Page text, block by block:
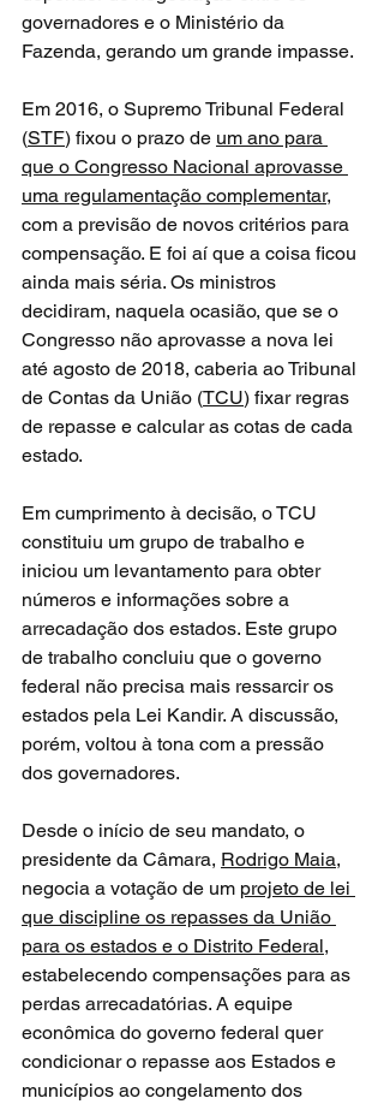
governadores e o Ministério da
Fazenda, gerando um grande impasse.
Em 2016, o Supremo Tribunal Federal
(STF) fixou o prazo de um ano para
que o Congresso Nacional aprovasse
uma regulamentação complementar,
com a previsão de novos critérios para
compensação. E foi aí que a coisa ficou
ainda mais séria. Os ministros
decidiram, naquela ocasião, que se o
Congresso não aprovasse a nova lei
até agosto de 2018, caberia ao Tribunal
de Contas da União (TCU) fixar regras
de repasse e calcular as cotas de cada
estado.
Em cumprimento à decisão, o TCU
constituiu um grupo de trabalho e
iniciou um levantamento para obter
números e informações sobre a
arrecadação dos estados. Este grupo
de trabalho concluiu que o governo
federal não precisa mais ressarcir os
estados pela Lei Kandir. A discussão,
porém, voltou à tona com a pressão
dos governadores.
Desde o início de seu mandato, o
presidente da Câmara, Rodrigo Maia,
negocia a votação de um projeto de lei
que discipline os repasses da União
para os estados e o Distrito Federal,
estabelecendo compensações para as
perdas arrecadatórias. A equipe
econômica do governo federal quer
condicionar o repasse aos Estados e
municípios ao congelamento dos